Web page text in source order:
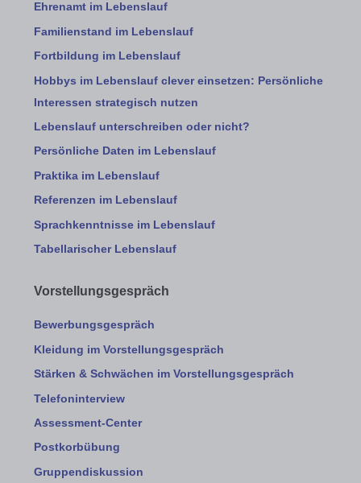
Ehrenamt im Lebenslauf
Familienstand im Lebenslauf
Fortbildung im Lebenslauf
Hobbys im Lebenslauf clever einsetzen: Persönliche
Interessen strategisch nutzen
Lebenslauf unterschreiben oder nicht?
Persönliche Daten im Lebenslauf
Praktika im Lebenslauf
Referenzen im Lebenslauf
Sprachkenntnisse im Lebenslauf
Tabellarischer Lebenslauf
Vorstellungsgespräch
Bewerbungsgespräch
Kleidung im Vorstellungsgespräch
Stärken & Schwächen im Vorstellungsgespräch
Telefoninterview
Assessment-Center
Postkorbübung
Gruppendiskussion